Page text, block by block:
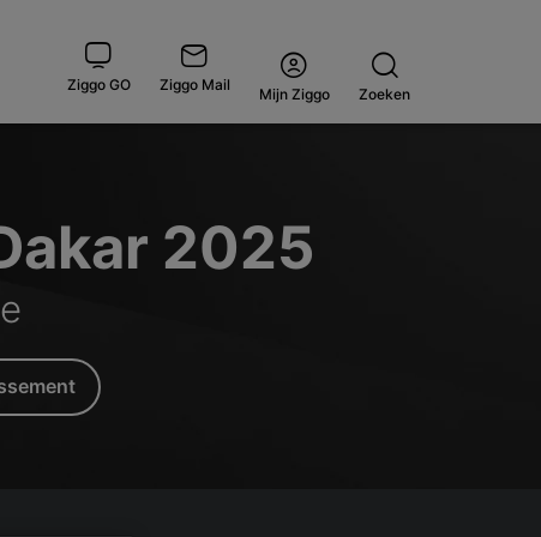
Ziggo GO Ziggo Mail Open
Mijn Ziggo
Zoeken
2025